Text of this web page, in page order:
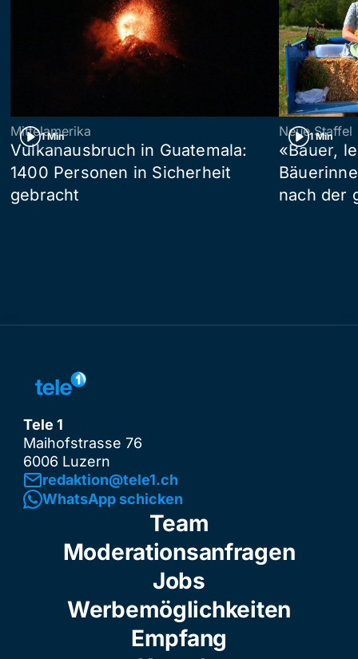
1 Min
Mittelamerika
Vulkanausbruch in Guatemala:
1400 Personen in Sicherheit
gebracht
1 Min
Neue Staffel
«Bauer,
nach der
Tele 1
Maihofstrasse 76
6006 Luzern
redaktion@tele1.ch
WhatsApp schicken
Team
Moderationsanfragen
Jobs
Werbemöglichkeiten
Empfang